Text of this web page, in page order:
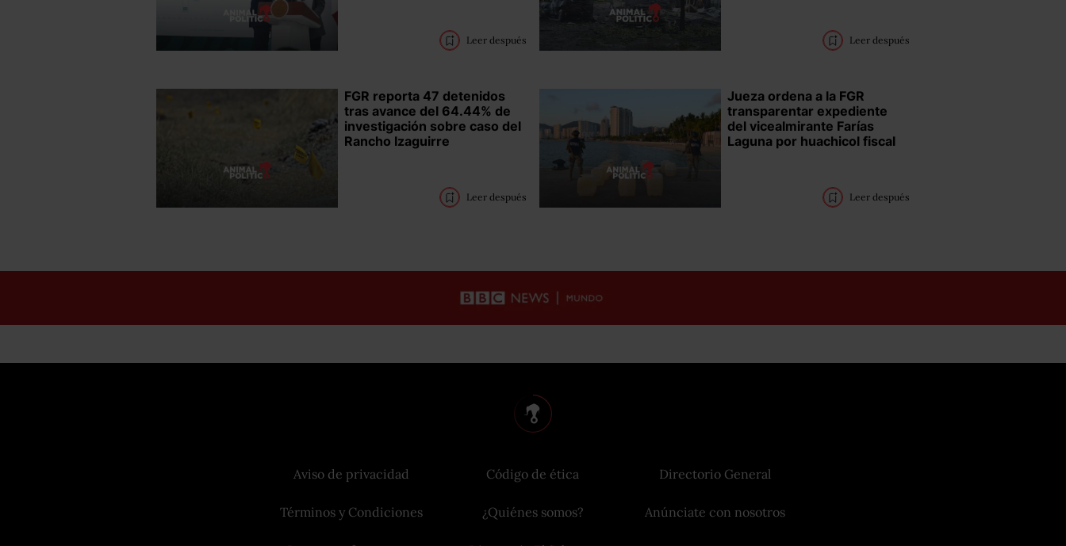
Leer después Leer después
FGR reporta 47 detenidos
tras avance del 64.44% de
investigación sobre caso del
Rancho Izaguirre
Leer después
Jueza ordena a la FGR
transparentar expediente
del vicealmirante Farías
Laguna por huachicol fiscal
Leer después
Aviso de privacidad
Términos y Condiciones
Código de ética
¿Quiénes somos?
Directorio General
Anúnciate con nosotros